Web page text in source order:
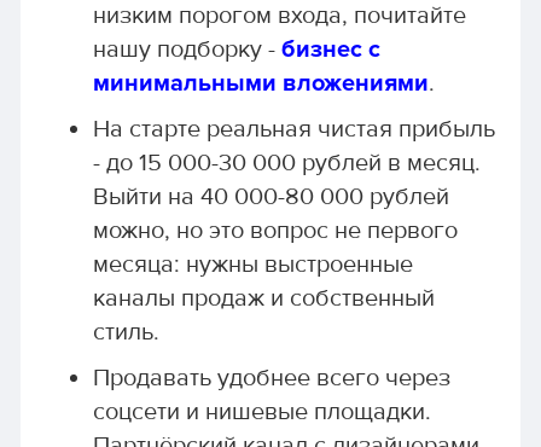
низким порогом входа, почитайте
нашу подборку - бизнес с
минимальными вложениями.
На старте реальная чистая прибыль
- до 15 000-30 000 рублей в месяц.
Выйти на 40 000-80 000 рублей
можно, но это вопрос не первого
месяца: нужны выстроенные
каналы продаж и собственный
стиль.
Продавать удобнее всего через
соцсети и нишевые площадки.